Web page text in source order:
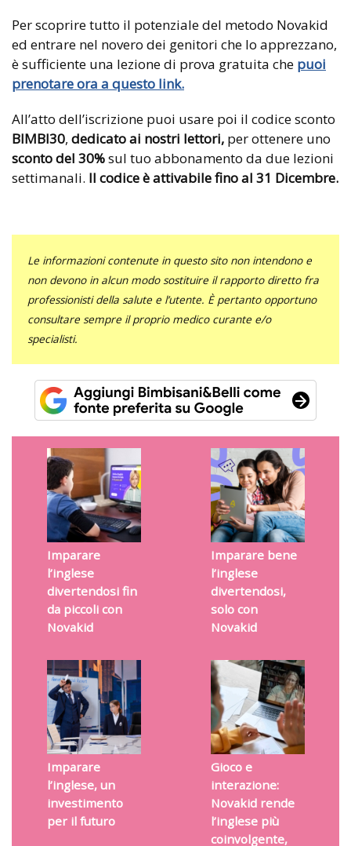
Per scoprire tutto il potenziale del metodo Novakid
ed entrare nel novero dei genitori che lo apprezzano,
è sufficiente una lezione di prova gratuita che puoi
prenotare ora a questo link.
All’atto dell’iscrizione puoi usare poi il codice sconto
BIMBI30, dedicato ai nostri lettori, per ottenere uno
sconto del 30%sul tuo abbonamento da due lezioni
settimanali. Il codice è attivabile fino al 31 Dicembre.
Le informazioni contenute in questo sito non intendono e
non devono in alcun modo sostituire il rapporto diretto fra
professionisti della salute e l’utente. È pertanto opportuno
consultare sempre il proprio medico curante e/o
specialisti.
Imparare
l’inglese
divertendosi fin
da piccoli con
Novakid
Imparare bene
l’inglese
divertendosi,
solo con
Novakid
Imparare
l’inglese, un
investimento
per il futuro
Gioco e
interazione:
Novakid rende
l’inglese più
coinvolgente,